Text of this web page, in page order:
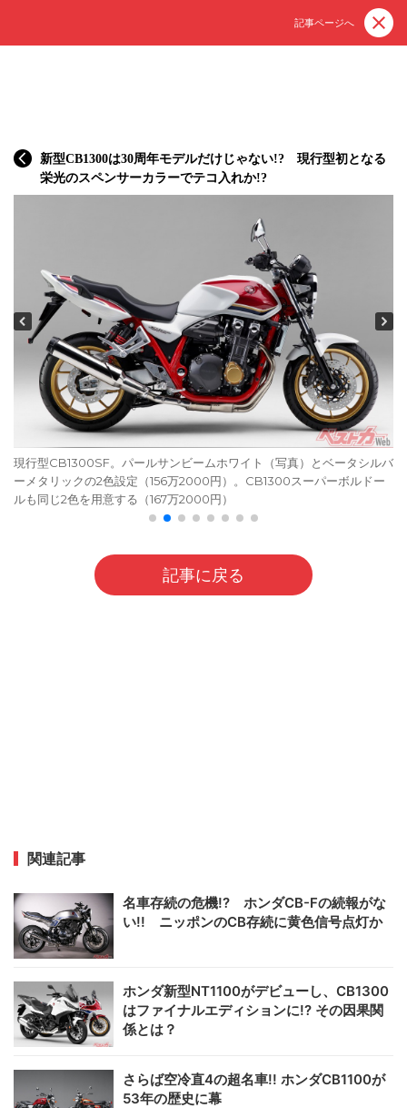
記事ページへ
新型CB1300は30周年モデルだけじゃない!? 現行型初となる
栄光のスペンサーカラーでテコ入れか!?
現行型CB1300SF。パールサンビームホワイト（写真）とベータシルバ
ーメタリックの2色設定（156万2000円）。CB1300スーパーボルドー
ルも同じ2色を用意する（167万2000円）
記事に戻る
関連記事
名車存続の危機!? ホンダCB-Fの続報がな
い!! ニッポンのCB存続に黄色信号点灯か
ホンダ新型NT1100がデビューし、CB1300
はファイナルエディションに!? その因果関
係とは？
さらば空冷直4の超名車!! ホンダCB1100が
53年の歴史に幕